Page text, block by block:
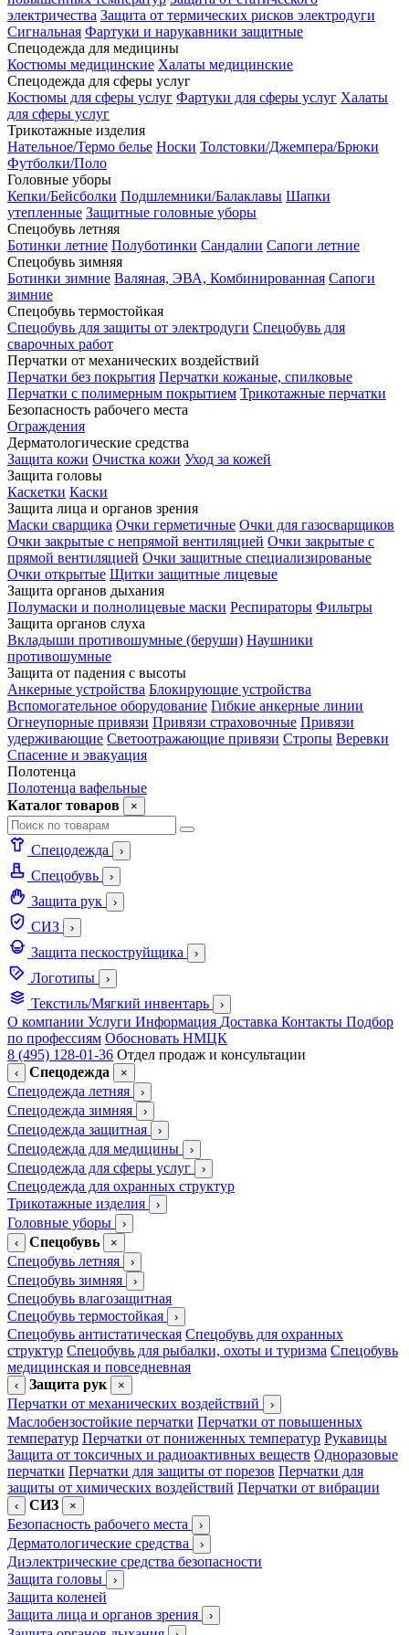
электричества Защита от термических рисков электродуги
Сигнальная Фартуки и нарукавники защитные
Спецодежда для медицины
Костюмы медицинские Халаты медицинские
Спецодежда для сферы услуг
Костюмы для сферы услуг Фартуки для сферы услуг Халаты
для сферы услуг
Трикотажные изделия
Нательное/Термо белье Носки Толстовки/Джемпера/Брюки
Футболки/Поло
Головные уборы
Кепки/Бейсболки Подшлемники/Балаклавы Шапки
утепленные Защитные головные уборы
Спецобувь летняя
Ботинки летние Полуботинки Сандалии Сапоги летние
Спецобувь зимняя
Ботинки зимние Валяная, ЭВА, Комбинированная Сапоги
зимние
Спецобувь термостойкая
Спецобувь для защиты от электродуги Спецобувь для
сварочных работ
Перчатки от механических воздействий
Перчатки без покрытия Перчатки кожаные, спилковые
Перчатки с полимерным покрытием Трикотажные перчатки
Безопасность рабочего места
Ограждения
Дерматологические средства
Защита кожи Очистка кожи Уход за кожей
Защита головы
Каскетки Каски
Защита лица и органов зрения
Маски сварщика Очки герметичные Очки для газосварщиков
Очки закрытые с непрямой вентиляцией Очки закрытые с
прямой вентиляцией Очки защитные специализированые
Очки открытые Щитки защитные лицевые
Защита органов дыхания
Полумаски и полнолицевые маски Респираторы Фильтры
Защита органов слуха
Вкладыши противошумные (беруши) Наушники
противошумные
Защита от падения с высоты
Анкерные устройства Блокирующие устройства
Вспомогательное оборудование Гибкие анкерные линии
Огнеупорные привязи Привязи страховочные Привязи
удерживающие Светоотражающие привязи Стропы Веревки
Спасение и эвакуация
Полотенца
Полотенца вафельные
Каталог товаров
×
Спецодежда ›
Спецобувь ›
Защита рук ›
СИЗ ›
Защита пескоструйщика ›
Логотипы ›
Текстиль/Мягкий инвентарь ›
О компании Услуги Информация Доставка Контакты Подбор
по профессиям Обосновать НМЦК
8 (495) 128-01-36 Отдел продаж и консультации
‹ Спецодежда ×
Спецодежда летняя ›
Спецодежда зимняя ›
Спецодежда защитная ›
Спецодежда для медицины ›
Спецодежда для сферы услуг ›
Спецодежда для охранных структур
Трикотажные изделия
›
Головные уборы
›
‹
Спецобувь ×
Спецобувь летняя ›
Спецобувь зимняя ›
Спецобувь влагозащитная
Спецобувь термостойкая
›
Спецобувь антистатическая Спецобувь для охранных
структур Спецобувь для рыбалки, охоты и туризма Спецобувь
медицинская и повседневная
‹ Защита рук ×
Перчатки от механических воздействий ›
Маслобензостойкие перчатки Перчатки от повышенных
температур Перчатки от пониженных температур Рукавицы
Защита от токсичных и радиоактивных веществ Одноразовые
перчатки Перчатки для защиты от порезов Перчатки для
защиты от химических воздействий Перчатки от вибрации
‹ СИЗ ×
Безопасность рабочего места ›
Дерматологические средства ›
Диэлектрические средства безопасности
Защита головы
›
Защита коленей
Защита лица и органов зрения
›